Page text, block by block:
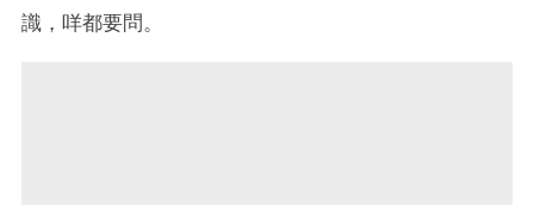
識，咩都要問。